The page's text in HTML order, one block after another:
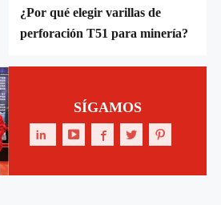
¿Por qué elegir varillas de
perforación T51 para minería?
SÍGAMOS
    